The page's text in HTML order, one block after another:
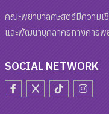
คณะพยาบาลศษสตร์มีความเ
และพัฒนาบุคลากรทางการพ
SOCIAL NETWORK